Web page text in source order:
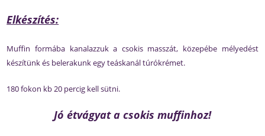
Elkészítés:
Muffin formába kanalazzuk a csokis masszát, közepébe mélyedést
készítünk és belerakunk egy teáskanál túrókrémet.
180 fokon kb 20 percig kell sütni.
Jó étvágyat a csokis muffinhoz!